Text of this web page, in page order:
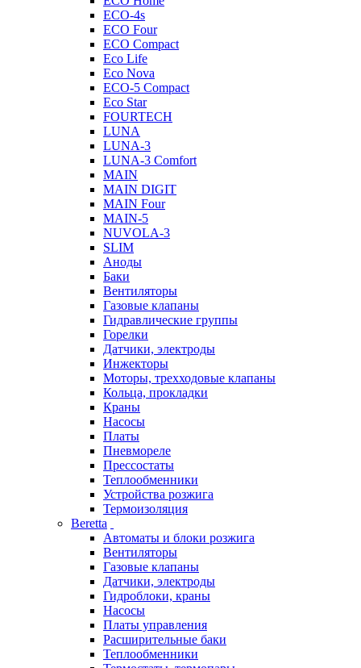
ECO-4s
ECO Four
ECO Compact
Eco Life
Eco Nova
ECO-5 Compact
Eco Star
FOURTECH
LUNA
LUNA-3
LUNA-3 Comfort
MAIN
MAIN DIGIT
MAIN Four
MAIN-5
NUVOLA-3
SLIM
Аноды
Баки
Вентиляторы
Газовые клапаны
Гидравлические группы
Горелки
Датчики, электроды
Инжекторы
Моторы, трехходовые клапаны
Кольца, прокладки
Краны
Насосы
Платы
Пневмореле
Прессостаты
Теплообменники
Устройства розжига
Термоизоляция
Beretta
Автоматы и блоки розжига
Вентиляторы
Газовые клапаны
Датчики, электроды
Гидроблоки, краны
Насосы
Платы управления
Расширительные баки
Теплообменники